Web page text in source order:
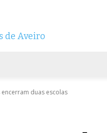
encerram duas escolas